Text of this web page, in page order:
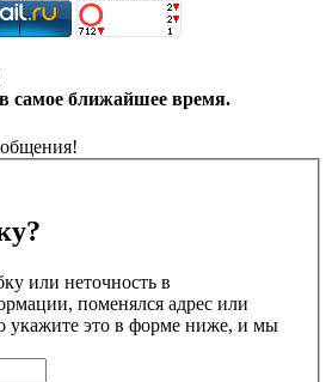
ближайшее время.
или неточность в
поменялся адрес или
укажите это в форме ниже, и мы